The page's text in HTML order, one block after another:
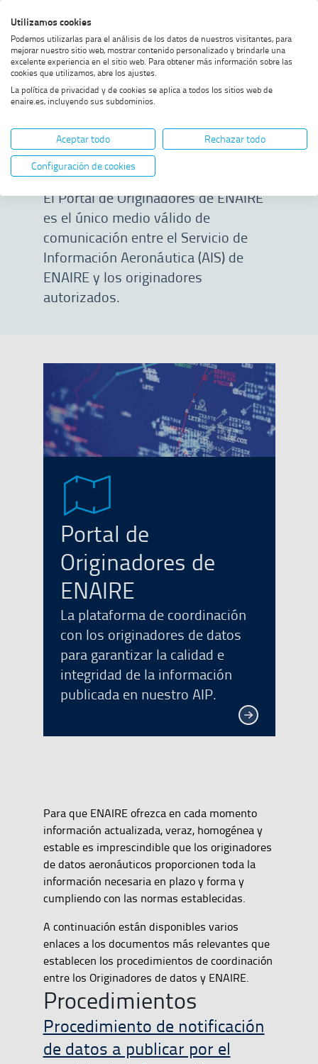
al
menú
al
contenido
al
footer
alto
contraste
Home MOSTRAR OPCIONES DEL CAMINO DE MIGAS
Originadores de datos
Originadores de
datos
El Portal de Originadores de ENAIRE
es el único medio válido de
comunicación entre el Servicio de
Información Aeronáutica (AIS) de
ENAIRE y los originadores
autorizados.
Portal de
Originadores de
ENAIRE
La plataforma de coordinación
con los originadores de datos
para garantizar la calidad e
integridad de la información
publicada en nuestro AIP.
Para que ENAIRE ofrezca en cada momento
información actualizada, veraz, homogénea y
estable es imprescindible que los originadores
de datos aeronáuticos proporcionen toda la
información necesaria en plazo y forma y
cumpliendo con las normas establecidas.
A continuación están disponibles varios
enlaces a los documentos más relevantes que
establecen los procedimientos de coordinación
entre los Originadores de datos y ENAIRE.
Procedimientos
Procedimiento de notificación
de datos a publicar por el
Utilizamos cookies
Podemos utilizarlas para el análisis de los datos de nuestros visitantes, para
mejorar nuestro sitio web, mostrar contenido personalizado y brindarle una
excelente experiencia en el sitio web. Para obtener más información sobre las
cookies que utilizamos, abre los ajustes.
La política de privacidad y de cookies se aplica a todos los sitios web de
enaire.es, incluyendo sus subdominios.
Aceptar todo
Rechazar todo
Configuración de cookies